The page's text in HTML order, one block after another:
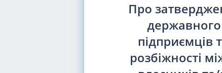
Про
державного
підприємців
розбіжності